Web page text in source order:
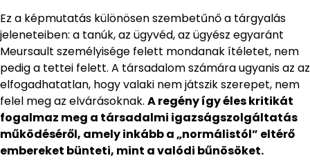
Ez a képmutatás különösen szembetűnő a tárgyalás
jeleneteiben: a tanúk, az ügyvéd, az ügyész egyaránt
Meursault személyisége felett mondanak ítéletet, nem
pedig a tettei felett. A társadalom számára ugyanis az az
elfogadhatatlan, hogy valaki nem játszik szerepet, nem
felel meg az elvárásoknak. A regény így éles kritikát
fogalmaz meg a társadalmi igazságszolgáltatás
működéséről, amely inkább a „normálistól” eltérő
embereket bünteti, mint a valódi bűnösöket.